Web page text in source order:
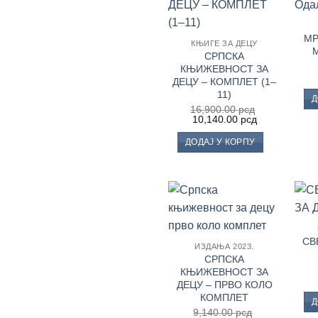
у
КЊИГЕ ЗА ДЕЦУ
СРПСКА
КЊИЖЕВНОСТ ЗА
ДЕЦУ – КОМПЛЕТ (1–
11)
16,900.00рсд
Оригинална
је
била:
10,140.00 рсдТренутна
цена
ДОДАЈ У КОРПУ
у
жеља
ИЗДАЊА 2023.
СРПСКА
КЊИЖЕВНОСТ ЗА
ДЕЦУ – ПРВО КОЛО
КОМПЛЕТ
9,140.00рсд